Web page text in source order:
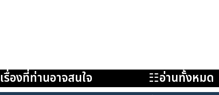
เรื่องที่ท่านอาจสนใจ ☷อ่านทั้งหมด